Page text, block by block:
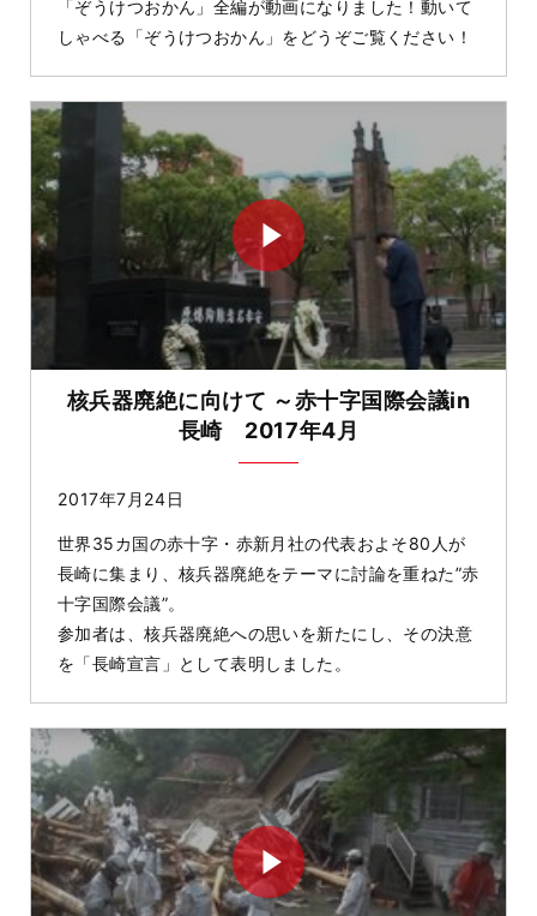
「ぞうけつおかん」全編が動画になりました！動いて
しゃべる「ぞうけつおかん」をどうぞご覧ください！
核兵器廃絶に向けて ～赤十字国際会議in
長崎 2017年4月
2017年7月24日
世界35カ国の赤十字・赤新月社の代表およそ80人が
長崎に集まり、核兵器廃絶をテーマに討論を重ねた”赤
十字国際会議”。
参加者は、核兵器廃絶への思いを新たにし、その決意
を「長崎宣言」として表明しました。